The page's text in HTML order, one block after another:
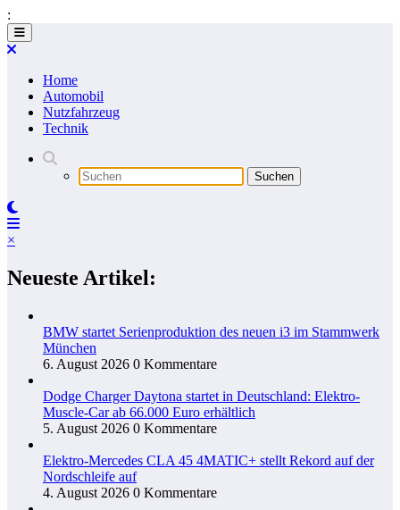
:
Zum
Inhalt
Home
Automobil
Nutzfahrzeug
Technik
×
Neueste Artikel:
BMW startet Serienproduktion des neuen i3 im Stammwerk
München
6. August 2026 0 Kommentare
Dodge Charger Daytona startet in Deutschland: Elektro-
Muscle-Car ab 66.000 Euro erhältlich
5. August 2026 0 Kommentare
Elektro-Mercedes CLA 45 4MATIC+ stellt Rekord auf der
Nordschleife auf
4. August 2026 0 Kommentare